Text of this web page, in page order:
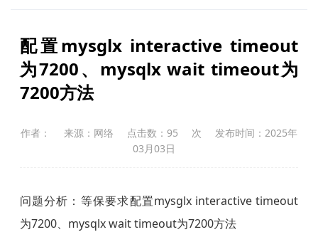
配置mysglx interactive timeout
为7200、mysqlx wait timeout为
7200方法
作者： 来源：网络 点击数： 95 次
发布时间：2025年
03月03日
问题分析：等保要求配置mysglx interactive timeout
为7200、mysqlx wait timeout为7200方法